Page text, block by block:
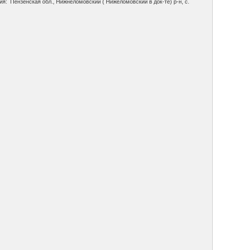
Пензенская обл., Нижнеломовский ( Нижеломовский в док-те) р-н, с.